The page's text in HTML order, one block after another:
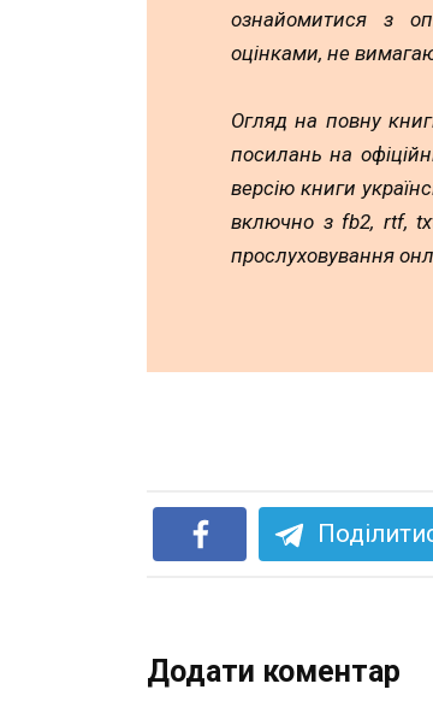
ознайомитися з
оцінками, не
Огляд на повну
посилань на
версію книги
включно з fb2, rtf,
прослуховування
Додати коментар